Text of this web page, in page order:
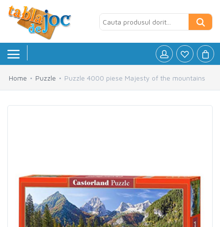
Accesorii »
Home Puzzle Puzzle 4000 piese Majesty of the mountains